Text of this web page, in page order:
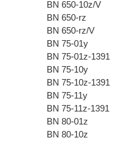
BN 650-10z/V
BN 650-rz
BN 650-rz/V
BN 75-01y
BN 75-01z-1391
BN 75-10y
BN 75-10z-1391
BN 75-11y
BN 75-11z-1391
BN 80-01z
BN 80-10z